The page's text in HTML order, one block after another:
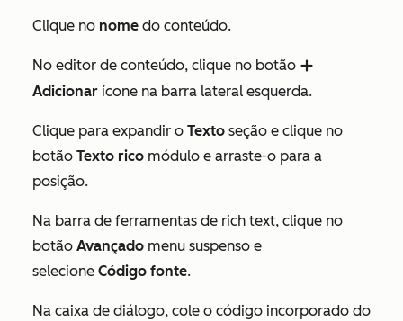
Clique no nome do conteúdo.
No editor de conteúdo, clique no botão add
Adicionar ícone na barra lateral esquerda.
Clique para expandir o Texto seção e clique no
botão Texto rico módulo e arraste-o para a
posição.
Na barra de ferramentas de rich text, clique no
botão Avançado menu suspenso e
selecione Código fonte.
Na caixa de diálogo, cole o código incorporado do